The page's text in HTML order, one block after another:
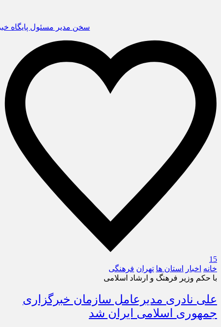
سخن مدیر مسئول پایگاه خبری
15
خانه اخبار استان ها تهران فرهنگی
با حکم وزیر فرهنگ و ارشاد اسلامی
علی نادری مدیرعامل سازمان خبرگزاری
جمهوری اسلامی ایران شد